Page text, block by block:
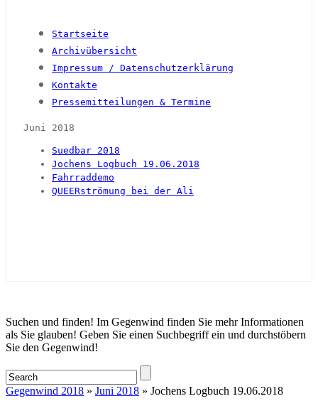
Startseite
Archivübersicht
Impressum / Datenschutzerklärung
Kontakte
Pressemitteilungen & Termine
Juni 2018
Suedbar 2018
Jochens Logbuch 19.06.2018
Fahrraddemo
QUEERströmung bei der Ali
Startseite
Suchen und finden! Im Gegenwind finden Sie mehr Informationen
als Sie glauben! Geben Sie einen Suchbegriff ein und durchstöbern
Sie den Gegenwind!
Gegenwind 2018 » Juni 2018 » Jochens Logbuch 19.06.2018